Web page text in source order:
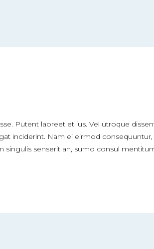
Putent laoreet et ius. Vel utroque
inciderint. Nam ei eirmod
senserit an, sumo consul